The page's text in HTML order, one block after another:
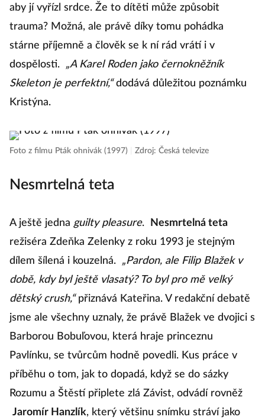
aby jí vyřízl srdce. Že to dítěti může způsobit
trauma? Možná, ale právě díky tomu pohádka
stárne příjemně a člověk se k ní rád vrátí i v
dospělosti.
„A Karel Roden jako černokněžník
Skeleton je perfektní,“dodává důležitou poznámku
Kristýna.
Foto z filmu Pták ohnivák (1997) Zdroj: Česká televize
Nesmrtelná teta
A ještě jedna guilty pleasure.
Nesmrtelná teta
režiséra Zdeňka Zelenky z roku 1993 je stejným
dílem šílená i kouzelná.
„Pardon, ale Filip Blažek v
době, kdy byl ještě vlasatý? To byl pro mě velký
dětský crush,“přiznává Kateřina. V redakční debatě
jsme ale všechny uznaly, že právě Blažek ve dvojici s
Barborou Bobuľovou, která hraje princeznu
Pavlínku, se tvůrcům hodně povedli. Kus práce v
příběhu o tom, jak to dopadá, když se do sázky
Rozumu a Štěstí připlete zlá Závist, odvádí rovněž
Jaromír Hanzlík, který většinu snímku stráví jako